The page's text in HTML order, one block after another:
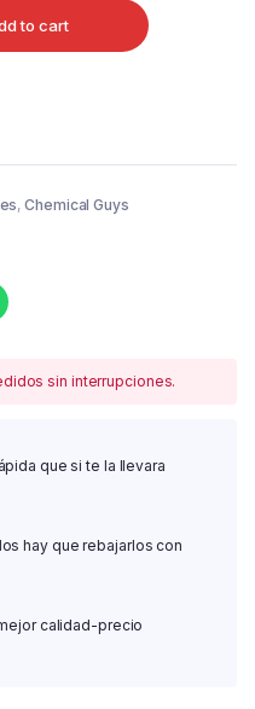
to cart
,Chemical Guys
sin interrupciones.
que si te la llevara
hay que rebajarlos con
calidad-precio